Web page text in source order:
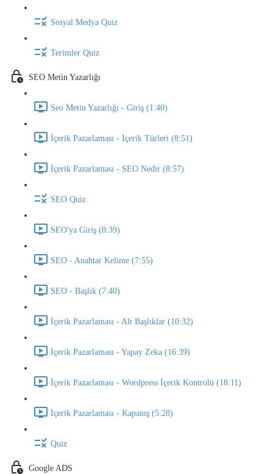
Sosyal Medya Quiz
Terimler Quiz
SEO Metin Yazarlığı
Seo Metin Yazarlığı - Giriş (1:40)
İçerik Pazarlaması - İçerik Türleri (8:51)
İçerik Pazarlaması - SEO Nedir (8:57)
SEO Quiz
SEO'ya Giriş (8:39)
SEO - Anahtar Kelime (7:55)
SEO - Başlık (7:40)
İçerik Pazarlaması - Alt Başlıklar (10:32)
İçerik Pazarlaması - Yapay Zeka (16:39)
İçerik Pazarlaması - Wordpress İçerik Kontrolü (18:11)
İçerik Pazarlaması - Kapanış (5:28)
Quiz
Google ADS